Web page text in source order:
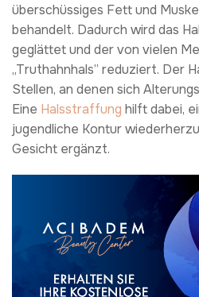
überschüssiges Fett und
behandelt. Dadurch wird das
geglättet und der von vielen
„Truthahnhals” reduziert. Der
Stellen, an denen sich
Eine Halsstraffung hilft dabei,
jugendliche Kontur
Gesicht ergänzt.